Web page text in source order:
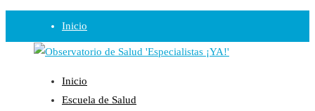
Inicio
Observatorio
Opinión
Inicio
Escuela de Salud